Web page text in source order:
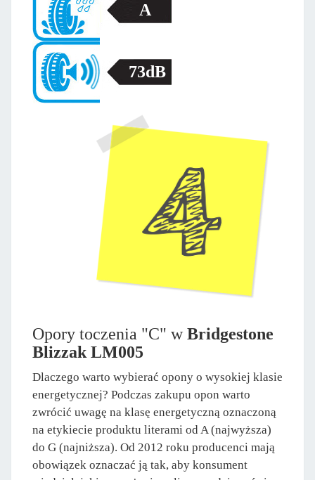
A
73dB
Opory toczenia "C" wBridgestone
Blizzak LM005
Dlaczego warto wybierać opony o wysokiej klasie
energetycznej? Podczas zakupu opon warto
zwrócić uwagę na klasę energetyczną oznaczoną
na etykiecie produktu literami od A (najwyższa)
do G (najniższa). Od 2012 roku producenci mają
obowiązek oznaczać ją tak, aby konsument